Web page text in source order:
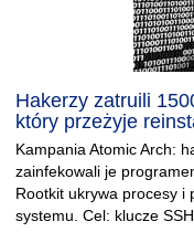
Hakerzy zatruili
który przeżyje
Kampania Atomic Arch:
zainfekowali je
Rootkit ukrywa procesy i
systemu. Cel: klucze